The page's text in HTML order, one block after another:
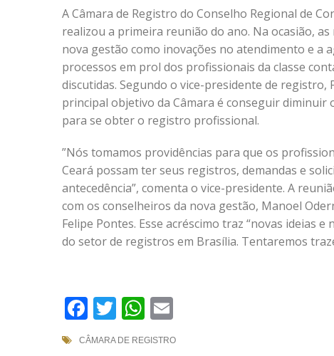
A Câmara de Registro do Conselho Regional de
realizou a primeira reunião do ano. Na ocasião, as
nova gestão como inovações no atendimento e a
processos em prol dos profissionais da classe
discutidas. Segundo o vice-presidente de registro,
principal objetivo da Câmara é conseguir diminuir
para se obter o registro profissional.
”Nós tomamos providências para que os
Ceará possam ter seus registros, demandas e
antecedência”, comenta o vice-presidente. A
com os conselheiros da nova gestão, Manoel
Felipe Pontes. Esse acréscimo traz “novas ideias
do setor de registros em Brasília. Tentaremos
Facebook
TwitterWhatsApp
CÂMARA DE REGISTRO